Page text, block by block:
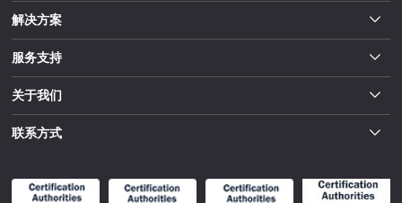
解决方案
服务支持
关于我们
联系方式